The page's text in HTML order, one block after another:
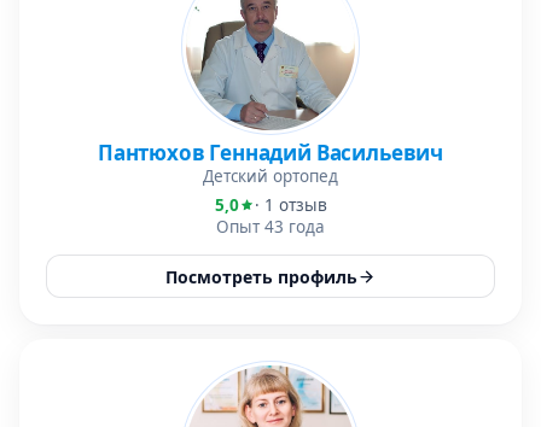
Пантюхов Геннадий Васильевич
Детский ортопед
5,0
· 1 отзыв
Опыт 43 года
Посмотреть профиль